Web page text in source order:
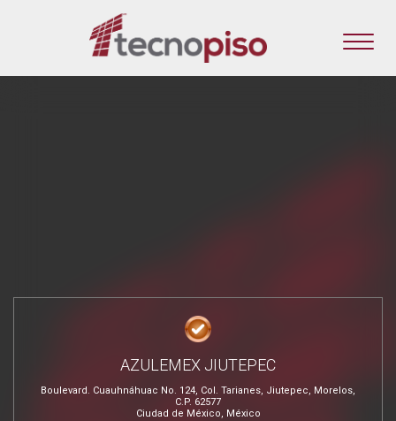
AZULEMEX JIUTEPEC
Boulevard. Cuauhnáhuac No. 124, Col. Tarianes, Jiutepec, Morelos,
C.P. 62577
Ciudad de México, México